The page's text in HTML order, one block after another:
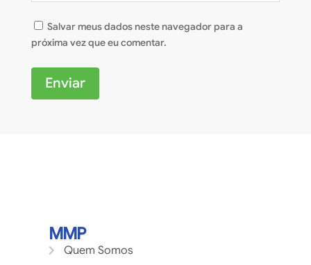
Salvar meus dados neste navegador para a
próxima vez que eu comentar.
Enviar
MMP
Quem Somos